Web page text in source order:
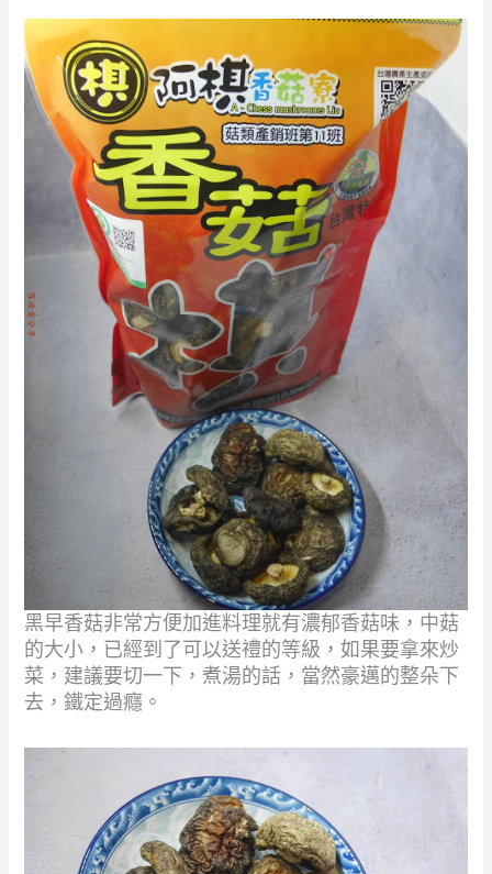
黑早香菇非常方便加進料理就有濃郁香菇味，中菇
的大小，已經到了可以送禮的等級，如果要拿來炒
菜，建議要切一下，煮湯的話，當然豪邁的整朵下
去，鐵定過癮。